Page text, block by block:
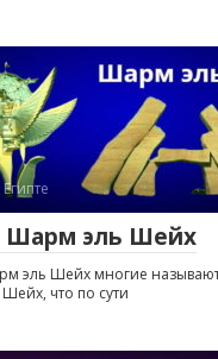
Шарм эль Шейх
эль Шейх многие
что по сути